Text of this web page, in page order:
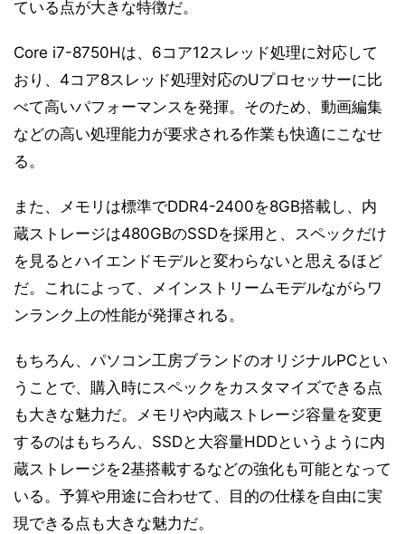
ている点が大きな特徴だ。
Core i7-8750Hは、6コア12スレッド処理に対応して
おり、4コア8スレッド処理対応のUプロセッサーに比
べて高いパフォーマンスを発揮。そのため、動画編集
などの高い処理能力が要求される作業も快適にこなせ
る。
また、メモリは標準でDDR4-2400を8GB搭載し、内
蔵ストレージは480GBのSSDを採用と、スペックだけ
を見るとハイエンドモデルと変わらないと思えるほど
だ。これによって、メインストリームモデルながらワ
ンランク上の性能が発揮される。
もちろん、パソコン工房ブランドのオリジナルPCとい
うことで、購入時にスペックをカスタマイズできる点
も大きな魅力だ。メモリや内蔵ストレージ容量を変更
するのはもちろん、SSDと大容量HDDというように内
蔵ストレージを2基搭載するなどの強化も可能となって
いる。予算や用途に合わせて、目的の仕様を自由に実
現できる点も大きな魅力だ。